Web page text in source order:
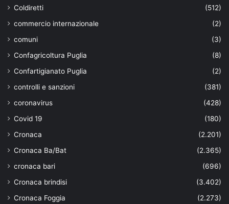
Coldiretti
(512)
commercio internazionale
(2)
comuni
(3)
Confagricoltura Puglia
(8)
Confartigianato Puglia
(2)
controlli e sanzioni
(381)
coronavirus
(428)
Covid 19
(180)
Cronaca
(2.201)
Cronaca Ba/Bat
(2.365)
cronaca bari
(696)
Cronaca brindisi
(3.402)
Cronaca Foggia
(2.273)